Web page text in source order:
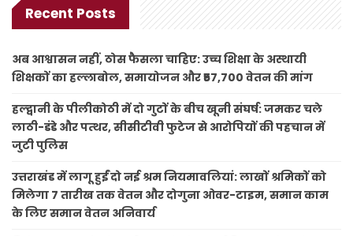
Recent Posts
अब आश्वासन नहीं, ठोस फैसला चाहिए: उच्च शिक्षा के अस्थायी
शिक्षकों का हल्लाबोल, समायोजन और ₹57,700 वेतन की मांग
हल्द्वानी के पीलीकोठी में दो गुटों के बीच खूनी संघर्ष: जमकर चले
लाठी-डंडे और पत्थर, सीसीटीवी फुटेज से आरोपियों की पहचान में
जुटी पुलिस
उत्तराखंड में लागू हुईं दो नई श्रम नियमावलियां: लाखों श्रमिकों को
मिलेगा 7 तारीख तक वेतन और दोगुना ओवर-टाइम, समान काम
के लिए समान वेतन अनिवार्य